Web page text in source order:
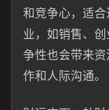
和竞争心，适
业，如销售、
争性也会带来
作和人际沟通。